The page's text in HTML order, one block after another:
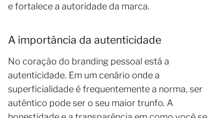
e fortalece a autoridade da marca.
A importância da autenticidade
No coração do branding pessoal está a
autenticidade. Em um cenário onde a
superficialidade é frequentemente a norma, ser
autêntico pode ser o seu maior trunfo. A